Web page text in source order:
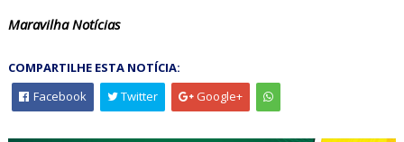
Maravilha Notícias
COMPARTILHE ESTA NOTÍCIA:
Facebook
Twitter Google+